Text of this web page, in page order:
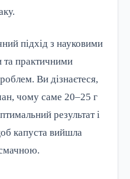
підхід з науковими
та практичними
Ви дізнаєтеся,
чому саме 20–25 г
результат і
капуста вийшла